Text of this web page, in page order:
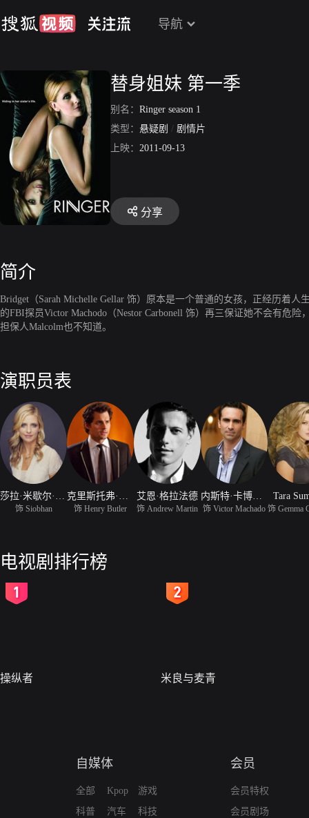
导航
替身姐妹 第一季
别名： Ringer season 1
类型： 悬疑剧 / 剧情片
上映： 2011-09-13
分享
简介
Bridget（Sarah Michelle Gellar 饰）原本是一个普通的女孩，正经历着
的FBI探员Victor Machodo（Nestor Carbonell 饰）再三保证她不会有危
担保人Malcolm也不知道。
演职员表
饰 Siobhan 饰 Henry Butler
艾恩·格拉法德
饰 Andrew Martin 饰 Victor Machado
Tara
电视剧排行榜
操纵者 米良与麦青
自媒体
全部
科普
Kpop
汽车
游戏
科技
会员
会员特权
会员剧场